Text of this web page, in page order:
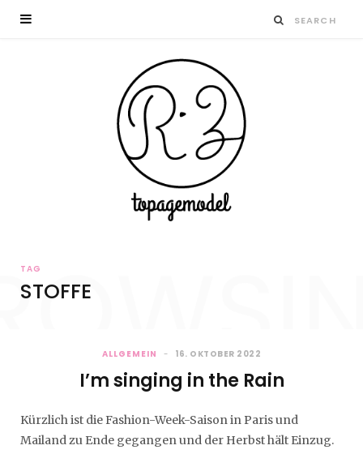
TAG
STOFFE
ALLGEMEIN 16. OKTOBER 2022
I’m singing in the Rain
Kürzlich ist die Fashion-Week-Saison in Paris und
Mailand zu Ende gegangen und der Herbst hält Einzug.